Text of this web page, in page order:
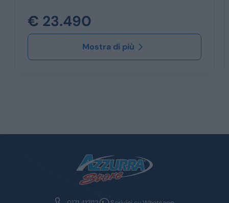
€ 23.490
Mostra di più